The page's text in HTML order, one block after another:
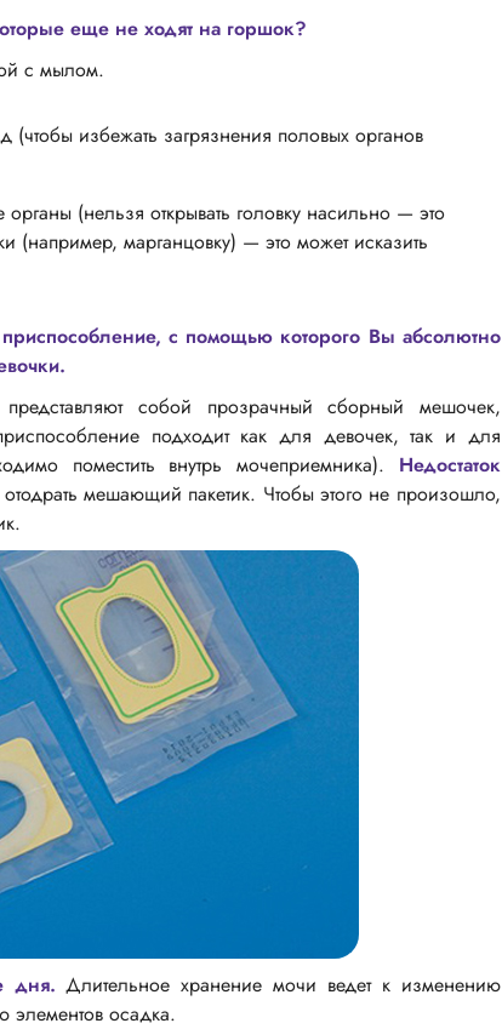
еще не ходят на горшок?
с мылом.
(чтобы избежать загрязнения половых органов
(нельзя открывать головку насильно — это
(например, марганцовку) — это может исказить
с помощью которого Вы абсолютно
собой прозрачный сборный мешочек,
подходит как для девочек, так и для
поместить внутрь мочеприемника). Недостаток
мешающий пакетик. Чтобы этого не произошло,
дня.Длительное хранение мочи ведет к изменению
элементов осадка.